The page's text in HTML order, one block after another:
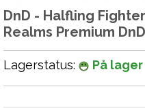
DnD - Halfling
Realms Premium
Lagerstatus: På lager